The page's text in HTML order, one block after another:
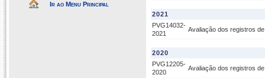
Ir ao Menu Principal
2021
PVG14032-
2021
Avaliação dos registros
2020
PVG12205-
2020
Avaliação dos registros